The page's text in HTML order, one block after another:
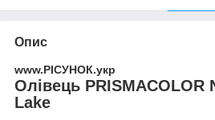
Опис
www.РІСУНОК.укр
Олівець PRISMACOLOR
Lake